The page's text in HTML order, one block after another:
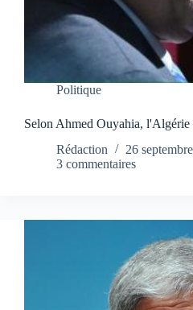
Politique
Selon Ahmed Ouyahia,
Rédaction
26
3 commentaires